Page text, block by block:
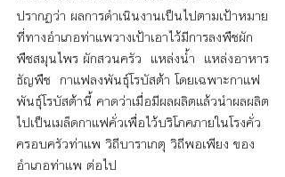
ปรากฏว่า ผลการดำเนินงานเป็นไปตามเป้าหมาย
ที่ทางอำเภอท่าแพวางเป้าเอาไว้มีการลงพืชผัก
พืชสมุนไพร ผักสวนครัว  แหล่งน้ำ  แหล่งอาหาร
ธัญพืช  กาแฟลงพันธุ์โรบัสต้า โดยเฉพาะกาแฟ
พันธุ์โรบัสต้านี้ คาดว่าเมื่อมีผลผลิตแล้วนำผลผลิต
ไปเป็นเมล็ดกาแฟคั่วเพื่อไว้บริโภคภายในโรงคั่ว
ครอบครัวท่าแพ วิถีบาราเกตุ วิถีพอเพียง ของ
อำเภอท่าแพ ต่อไป